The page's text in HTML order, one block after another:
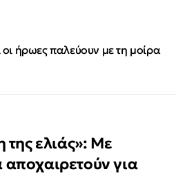
οι ήρωες παλεύουν με τη μοίρα
της ελιάς»: Με
αποχαιρετούν για